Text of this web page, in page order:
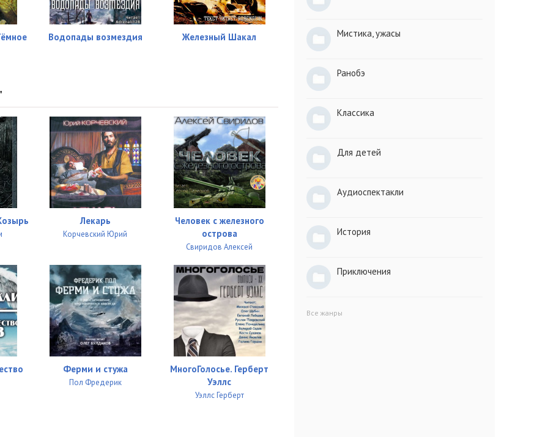
08:38
04:53
05:48
12:40
09:50
13:34
09:54
13:36
14:38
10:50
Водопады возмездия Железный Шакал
"
Лекарь
Корчевский Юрий
Человек с железного
острова
Свиридов Алексей
Ферми и стужа
Пол Фредерик
МногоГолосье. Герберт
Уэллс
Уэллс Герберт
Мистика, ужасы
Ранобэ
Классика
Для детей
Аудиоспектакли
История
Приключения
Все жанры